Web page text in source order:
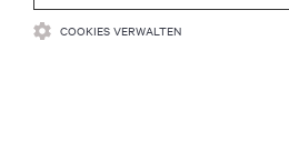
COOKIES VERWALTEN